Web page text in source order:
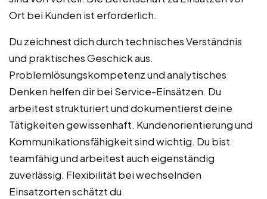
Ort bei Kunden ist erforderlich.
Du zeichnest dich durch technisches Verständnis
und praktisches Geschick aus.
Problemlösungskompetenz und analytisches
Denken helfen dir bei Service-Einsätzen. Du
arbeitest strukturiert und dokumentierst deine
Tätigkeiten gewissenhaft. Kundenorientierung und
Kommunikationsfähigkeit sind wichtig. Du bist
teamfähig und arbeitest auch eigenständig
zuverlässig. Flexibilität bei wechselnden
Einsatzorten schätzt du.